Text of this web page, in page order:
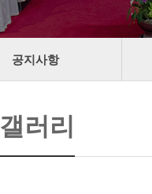
공지사항
러리